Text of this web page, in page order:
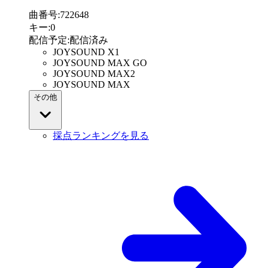
曲番号:722648
キー:0
配信予定:配信済み
JOYSOUND X1
JOYSOUND MAX GO
JOYSOUND MAX2
JOYSOUND MAX
その他
採点ランキングを見る